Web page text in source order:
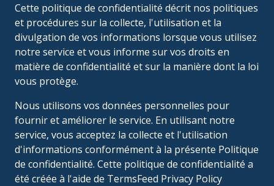
Cette politique de confidentialité décrit nos politiques
et procédures sur la collecte, l'utilisation et la
divulgation de vos informations lorsque vous utilisez
notre service et vous informe sur vos droits en
matière de confidentialité et sur la manière dont la loi
vous protège.
Nous utilisons vos données personnelles pour
fournir et améliorer le service. En utilisant notre
service, vous acceptez la collecte et l'utilisation
d'informations conformément à la présente Politique
de confidentialité. Cette politique de confidentialité a
été créée à l'aide de TermsFeed Privacy Policy